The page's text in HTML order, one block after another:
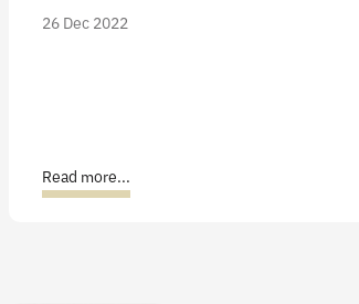
26 Dec 2022
Read more...